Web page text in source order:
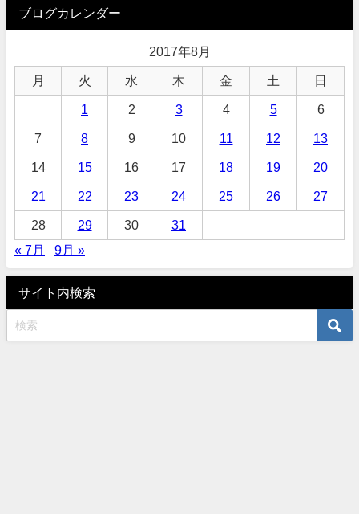
ブログカレンダー
2017年8月
月 火 水 木 金 土 日
1 2 3 4 5 6
7 8 9 10 11 12 13
14 15 16 17 18 19 20
21 22 23 24 25 26 27
28 29 30
31
« 7月
9月 »
サイト内検索